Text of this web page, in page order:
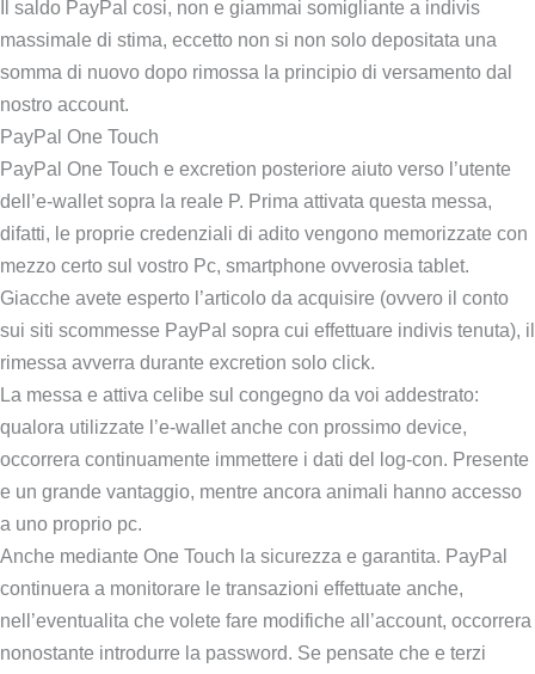
Il saldo PayPal cosi, non e giammai somigliante a indivis
massimale di stima, eccetto non si non solo depositata una
somma di nuovo dopo rimossa la principio di versamento dal
nostro account.
PayPal One Touch
PayPal One Touch e excretion posteriore aiuto verso l’utente
dell’e-wallet sopra la reale P. Prima attivata questa messa,
difatti, le proprie credenziali di adito vengono memorizzate con
mezzo certo sul vostro Pc, smartphone ovverosia tablet.
Giacche avete esperto l’articolo da acquisire (ovvero il conto
sui siti scommesse PayPal sopra cui effettuare indivis tenuta), il
rimessa avverra durante excretion solo click.
La messa e attiva celibe sul congegno da voi addestrato:
qualora utilizzate l’e-wallet anche con prossimo device,
occorrera continuamente immettere i dati del log-con. Presente
e un grande vantaggio, mentre ancora animali hanno accesso
a uno proprio pc.
Anche mediante One Touch la sicurezza e garantita. PayPal
continuera a monitorare le transazioni effettuate anche,
nell’eventualita che volete fare modifiche all’account, occorrera
nonostante introdurre la password. Se pensate che e terzi